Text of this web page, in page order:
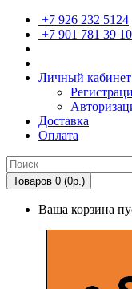
+7 926 232 5124
+7 901 781 39 10
Личный кабинет
Доставка
Оплата
Товаров 0 (0р.)
Ваша корзина